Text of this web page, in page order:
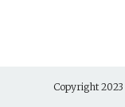
Copyright 2023